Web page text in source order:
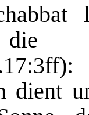
dient